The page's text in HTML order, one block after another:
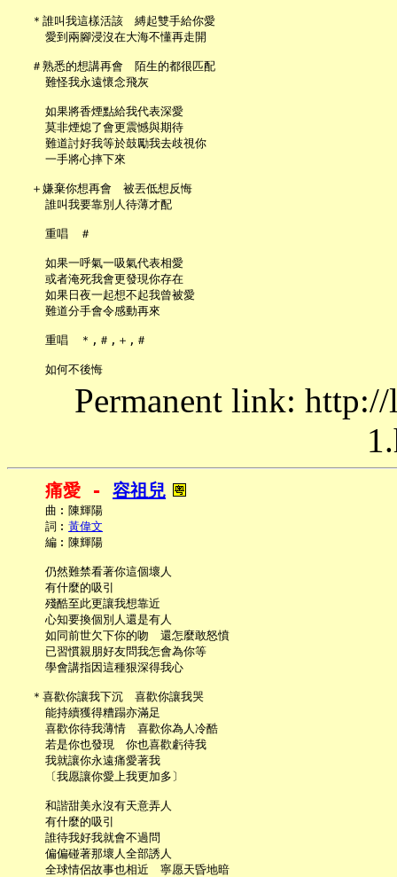
   ＊誰叫我這樣活該　縛起雙手給你愛
     愛到兩腳浸沒在大海不懂再走開
   ＃熟悉的想講再會　陌生的都很匹配
     難怪我永遠懷念飛灰
     如果將香煙點給我代表深愛
     莫非煙熄了會更震憾與期待
     難道討好我等於鼓勵我去歧視你
     一手將心摔下來
   ＋嫌棄你想再會　被丟低想反悔
     誰叫我要靠別人待薄才配
     重唱　＃
     如果一呼氣一吸氣代表相愛
     或者淹死我會更發現你存在
     如果日夜一起想不起我曾被愛
     難道分手會令感動再來
     重唱　＊,＃,＋,＃
Permanent link:
痛愛 - 容祖兒
     曲︰陳輝陽
     詞︰
黃偉文
     編︰陳輝陽
     仍然難禁看著你這個壞人
     有什麼的吸引
     殘酷至此更讓我想靠近
     心知要換個別人還是有人
     如同前世欠下你的吻　還怎麼敢怒憤
     已習慣親朋好友問我怎會為你等
     學會講指因這種狠深得我心
   ＊喜歡你讓我下沉　喜歡你讓我哭
     能持續獲得糟蹋亦滿足
     喜歡你待我薄情　喜歡你為人冷酷
     若是你也發現　你也喜歡虧待我
     我就讓你永遠痛愛著我
     〔我愿讓你愛上我更加多〕
     和諧甜美永沒有天意弄人
     有什麼的吸引
     誰待我好我就會不過問
     偏偏碰著那壞人全部誘人
     全球情侶故事也相近　寧愿天昏地暗